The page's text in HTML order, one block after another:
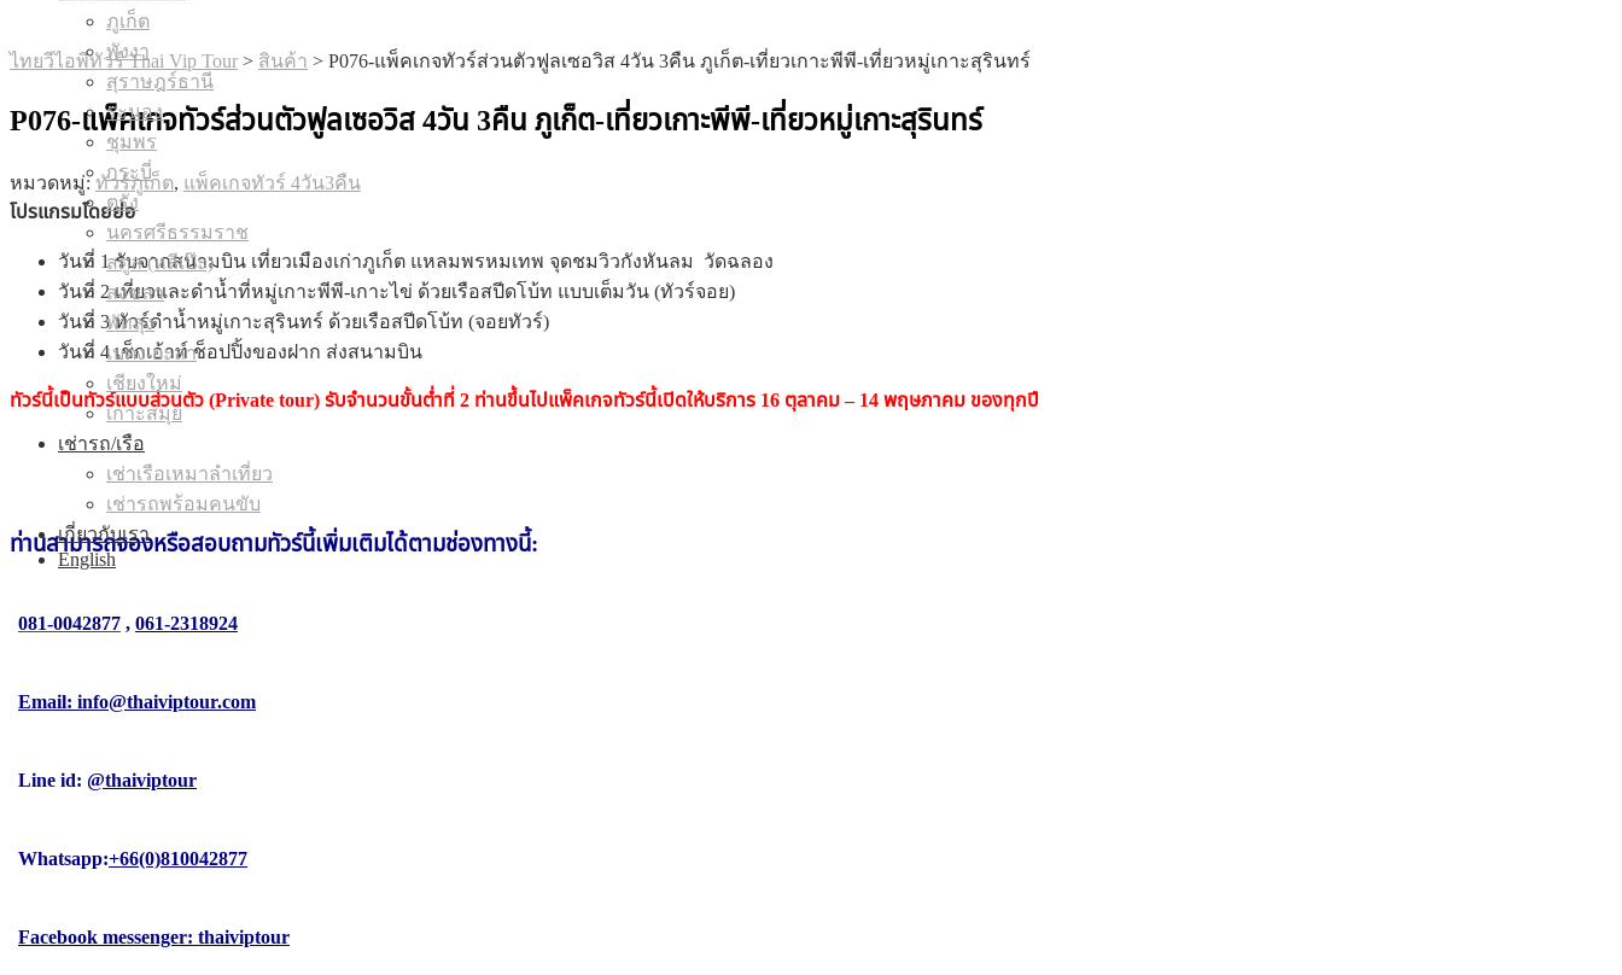
ภูเก็ต
พังงา
สุราษฎร์ธานี
ระนอง
ชุมพร
กระบี่
ตรัง
นครศรีธรรมราช
สตูล (หลีเป๊ะ)
สงขลา
พัทลุง
เบตง-ยะลา
เชียงใหม่
เกาะสมุย
เช่ารถ/เรือ
เช่าเรือเหมาลำเที่ยว
เช่ารถพร้อมคนขับ
เกี่ยวกับเรา
English
ไทยวีไอพีทัวร์ Thai Vip Tour > สินค้า > P076-แพ็คเกจทัวร์ส่วนตัวฟูลเซอวิส 4วัน 3คืน ภูเก็ต-เที่ยวเกาะพีพี-เที่ยวหมู่เกาะสุรินทร์
P076-แพ็คเกจทัวร์ส่วนตัวฟูลเซอวิส 4วัน 3คืน ภูเก็ต-เที่ยวเกาะพีพี-เที่ยวหมู่เกาะสุรินทร์
หมวดหมู่:ทัวร์ภูเก็ต, แพ็คเกจทัวร์ 4วัน3คืน
โปรแกรมโดยย่อ
วันที่ 1 รับจากสนามบิน เที่ยวเมืองเก่าภูเก็ต แหลมพรหมเทพ จุดชมวิวกังหันลม วัดฉลอง
วันที่ 2 เที่ยวและดำน้ำที่หมู่เกาะพีพี-เกาะไข่ ด้วยเรือสปีดโบ้ท แบบเต็มวัน (ทัวร์จอย)
วันที่ 3 ทัวร์ดำน้ำหมู่เกาะสุรินทร์ ด้วยเรือสปีดโบ้ท (จอยทัวร์)
วันที่ 4 เช็กเอ้าท์ ช็อปปิ้งของฝาก ส่งสนามบิน
ทัวร์นี้เป็นทัวร์แบบส่วนตัว (Private tour) รับจำนวนขั้นต่ำที่ 2 ท่านขึ้นไปแพ็คเกจทัวร์นี้เปิดให้บริการ 16 ตุลาคม – 14 พฤษภาคม ของทุกปี
ท่านสามารถจองหรือสอบถามทัวร์นี้เพิ่มเติมได้ตามช่องทางนี้:
081-0042877 , 061-2318924
Email: info@thaiviptour.com
Line id: @thaiviptour
Whatsapp:+66(0)810042877
Facebook messenger: thaiviptour